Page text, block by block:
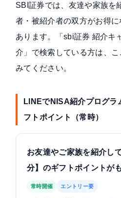
SBI証券では、友達や家族を
者・被紹介者の双方がお得
あります。「sbi証券 紹介キ
介」で検索している方は、
みてください。
LINEでNISA紹介プログラ
フトポイント（常時）
お友達やご家族を紹介し
分】のギフトポイントが
常時開催 エントリー要